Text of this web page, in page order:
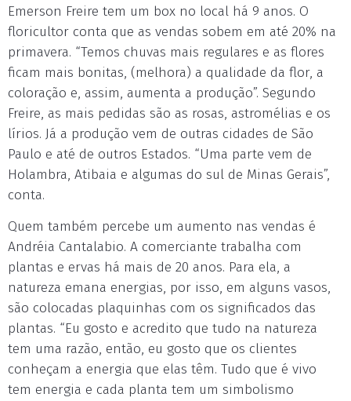
Emerson Freire tem um box no local há 9 anos. O
floricultor conta que as vendas sobem em até 20% na
primavera. “Temos chuvas mais regulares e as flores
ficam mais bonitas, (melhora) a qualidade da flor, a
coloração e, assim, aumenta a produção”. Segundo
Freire, as mais pedidas são as rosas, astromélias e os
lírios. Já a produção vem de outras cidades de São
Paulo e até de outros Estados. “Uma parte vem de
Holambra, Atibaia e algumas do sul de Minas Gerais”,
conta.
Quem também percebe um aumento nas vendas é
Andréia Cantalabio. A comerciante trabalha com
plantas e ervas há mais de 20 anos. Para ela, a
natureza emana energias, por isso, em alguns vasos,
são colocadas plaquinhas com os significados das
plantas. “Eu gosto e acredito que tudo na natureza
tem uma razão, então, eu gosto que os clientes
conheçam a energia que elas têm. Tudo que é vivo
tem energia e cada planta tem um simbolismo